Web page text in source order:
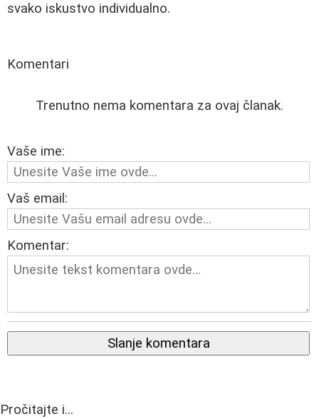
svako iskustvo individualno.
Komentari
Trenutno nema komentara za ovaj članak.
Vaše ime:
Vaš email:
Komentar:
Slanje komentara
Pročitajte i...